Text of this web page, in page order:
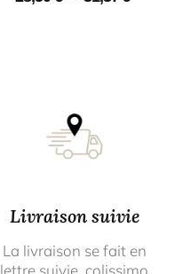
Livraison suivie
La livraison se fait en
lettre suivie, colissimo